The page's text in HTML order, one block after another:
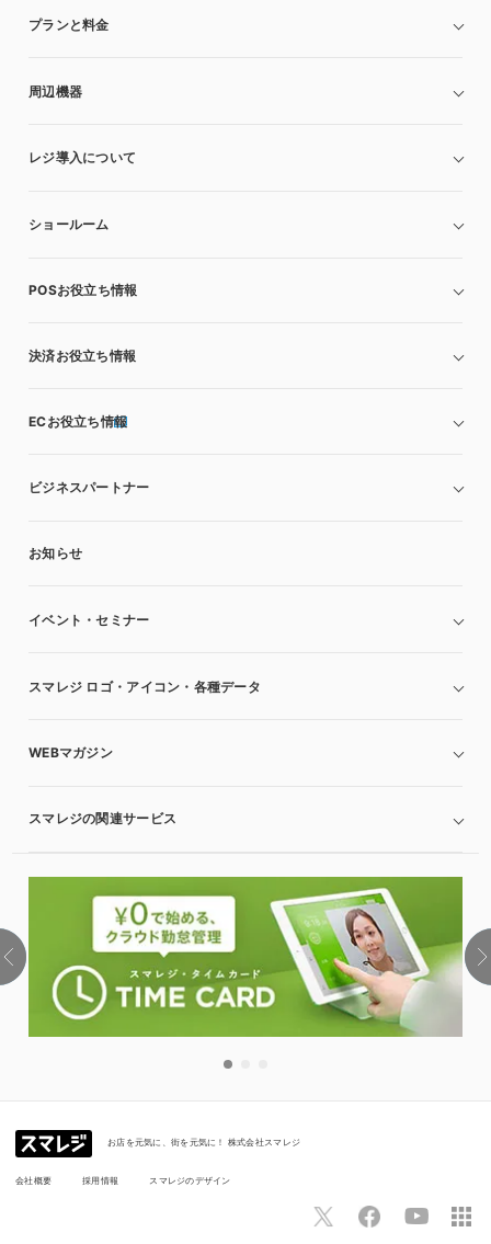
プランと料金
周辺機器
レジ導入について
ショールーム
POSお役立ち情報
決済お役立ち情報
ECお役立ち情報
ビジネスパートナー
お知らせ
イベント・セミナー
スマレジ ロゴ・アイコン・各種データ
WEBマガジン
スマレジの関連サービス
お店を元気に、街を元気に！ 株式会社スマレジ
会社概要 採用情報 スマレジのデザイン